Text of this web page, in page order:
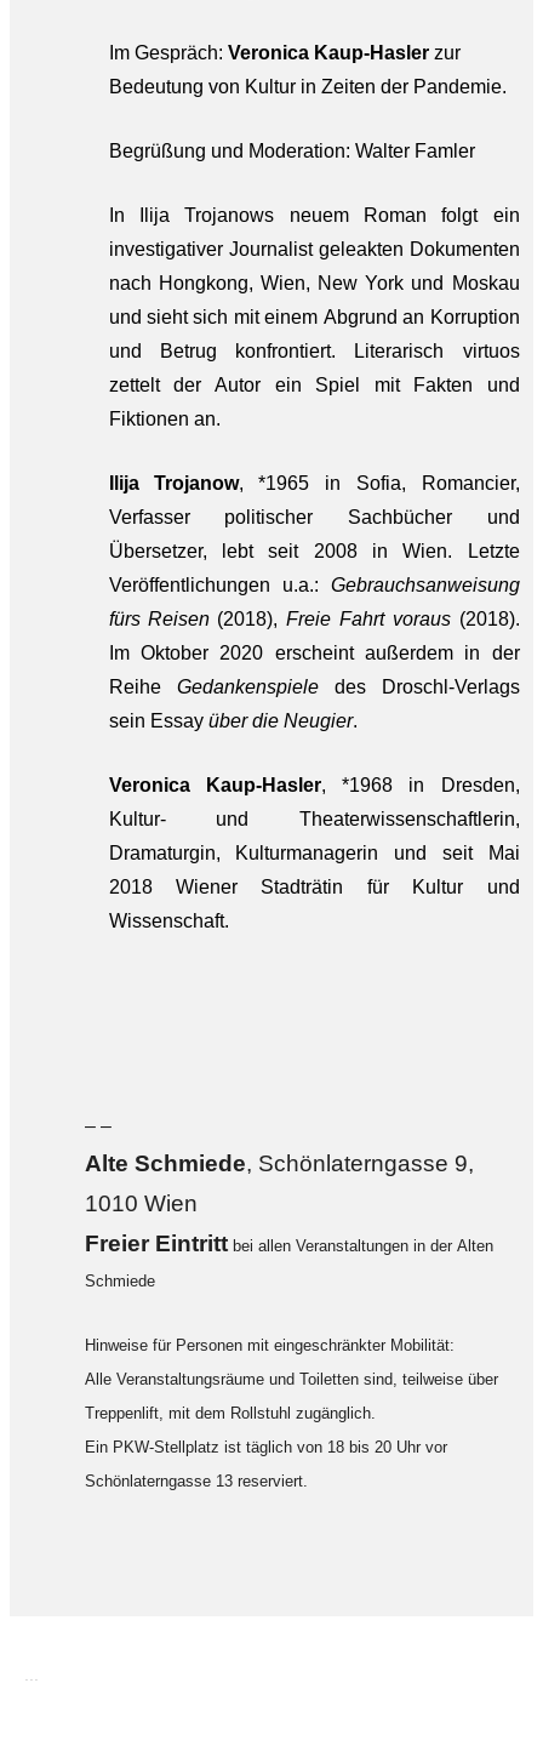
Im Gespräch: Veronica Kaup-Haslerzur
Bedeutung von Kultur in Zeiten der Pandemie.
Begrüßung und Moderation: Walter Famler
In Ilija Trojanows neuem Roman folgt ein
investigativer Journalist geleakten Dokumenten
nach Hongkong, Wien, New York und Moskau
und sieht sich mit einem Abgrund an Korruption
und Betrug konfrontiert. Literarisch virtuos
zettelt der Autor ein Spiel mit Fakten und
Fiktionen an.
Ilija Trojanow, *1965 in Sofia, Romancier,
Verfasser politischer Sachbücher und
Übersetzer, lebt seit 2008 in Wien. Letzte
Veröffentlichungen u.a.: Gebrauchsanweisung
fürs Reisen(2018), Freie Fahrt voraus(2018).
Im Oktober 2020 erscheint außerdem in der
Reihe Gedankenspieledes Droschl-Verlags
sein Essay über die Neugier.
Veronica Kaup-Hasler, *1968 in Dresden,
Kultur- und Theaterwissenschaftlerin,
Dramaturgin, Kulturmanagerin und seit Mai
2018 Wiener Stadträtin für Kultur und
Wissenschaft.
– –
Alte Schmiede, Schönlaterngasse 9,
1010 Wien
Freier Eintritt bei allen Veranstaltungen in der Alten
Schmiede
Hinweise für Personen mit eingeschränkter Mobilität:
Alle Veranstaltungsräume und Toiletten sind, teilweise über
Treppenlift, mit dem Rollstuhl zugänglich.
Ein PKW-Stellplatz ist täglich von 18 bis 20 Uhr vor
Schönlaterngasse 13 reserviert.